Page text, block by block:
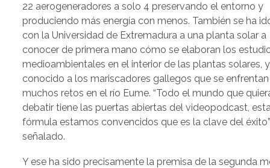
22 aerogeneradores a solo 4 preservando el entorno y
produciendo más energía con menos. También se ha
con la Universidad de Extremadura a una planta solar a
conocer de primera mano cómo se elaboran los
medioambientales en el interior de las plantas solares,
conocido a los mariscadores gallegos que se
muchos retos en el río Eume. “Todo el mundo que
debatir tiene las puertas abiertas del videopodcast,
fórmula estamos convencidos que es la clave del
señalado.
Y ese ha sido precisamente la premisa de la segunda